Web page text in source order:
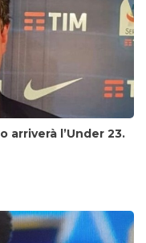
arriverà l’Under 23.